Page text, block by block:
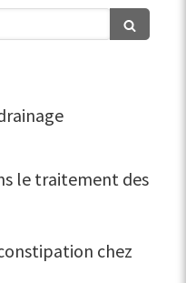
le traitement des
chez